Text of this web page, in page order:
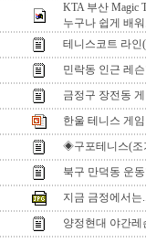
KTA 부산 Magic
누구나 쉽게 배
테니스코트 라인
민락동 인근 레
금정구 장전동
한울 테니스 게
◈구포테니스(조
북구 만덕동 운
지금 금정에서는
양정현대 야간레